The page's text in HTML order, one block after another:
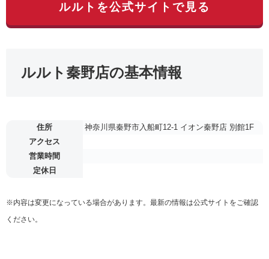
ルルトを公式サイトで見る
ルルト秦野店の基本情報
住所
神奈川県秦野市入船町12-1 イオン秦野店 別館1F
アクセス
営業時間
定休日
※内容は変更になっている場合があります。最新の情報は公式サイトをご確認
ください。